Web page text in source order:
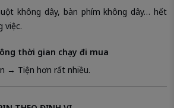
không dây, bàn phím không dây… hết
việc.
thời gian chạy đi mua
→ Tiện hơn rất nhiều.